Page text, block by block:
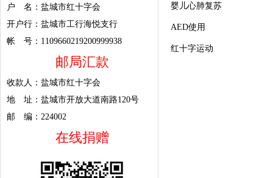
户 名：盐城市红十字会
开户行：盐城市工行海悦支行
帐 号：1109660219200999938
邮局汇款
收款人：盐城市红十字会
地 址：盐城市开放大道南路120号
邮 编：224002
在线捐赠
婴儿心肺复苏
AED使用
红十字运动